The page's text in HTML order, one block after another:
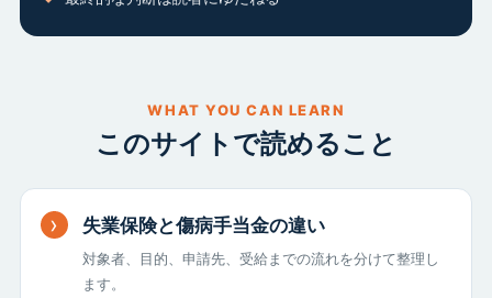
WHAT YOU CAN LEARN
このサイトで読めること
失業保険と傷病手当金の違い
対象者、目的、申請先、受給までの流れを分けて整理し
ます。